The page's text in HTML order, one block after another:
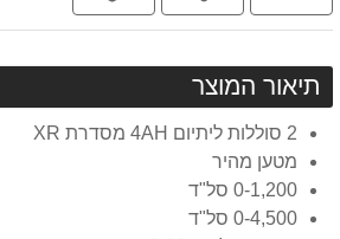
תיאור המוצר
2 סוללות ליתיום 4AH מסדרת XR
מטען מהיר
0-1,200 סל"ד
0-4,500 סל"ד